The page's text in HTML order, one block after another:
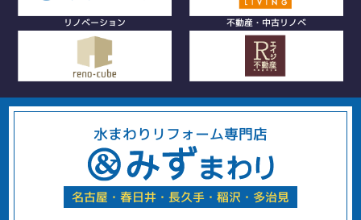
リノベーション 不動産・中古リノベ
水まわりリフォーム専門店
名古屋・春日井・長久手・稲沢・多治見